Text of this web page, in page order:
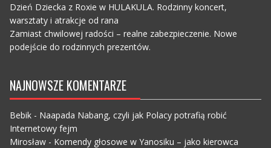
Dzień Dziecka z Roxie w HULAKULA. Rodzinny koncert,
warsztaty i atrakcje od rana
Zamiast chwilowej radości – realne zabezpieczenie. Nowe
podejście do rodzinnych prezentów.
NAJNOWSZE KOMENTARZE
Bebik- Naapada Nabang, czyli jak Polacy potrafią robić
Internetowy fejm
Mirosław- Komendy głosowe w Yanosiku – jako kierowca